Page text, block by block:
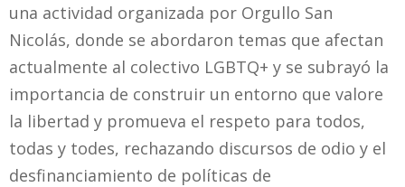
una actividad organizada por Orgullo San
Nicolás, donde se abordaron temas que afectan
actualmente al colectivo LGBTQ+ y se subrayó la
importancia de construir un entorno que valore
la libertad y promueva el respeto para todos,
todas y todes, rechazando discursos de odio y el
desfinanciamiento de políticas de